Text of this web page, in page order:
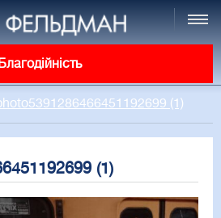
Благодійність
(1)
(1)